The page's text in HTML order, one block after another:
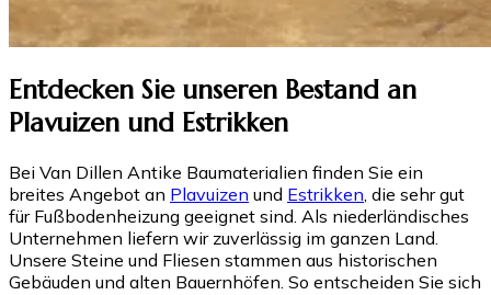
Entdecken Sie unseren Bestand an
Plavuizen und Estrikken
Bei Van Dillen Antike Baumaterialien finden Sie ein
breites Angebot an Plavuizen und Estrikken , die sehr gut
für Fußbodenheizung geeignet sind. Als niederländisches
Unternehmen liefern wir zuverlässig im ganzen Land.
Unsere Steine und Fliesen stammen aus historischen
Gebäuden und alten Bauernhöfen. So entscheiden Sie sich